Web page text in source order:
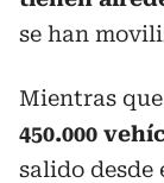
se han
Mientras que
450.000
salido desde